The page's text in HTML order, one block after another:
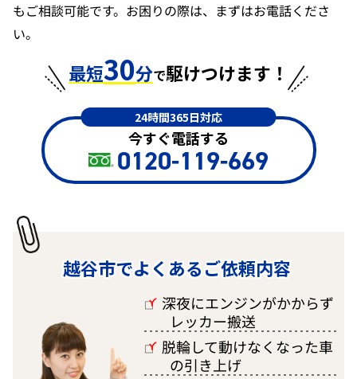
もご相談可能です。お困りの際は、まずはお電話くださ
い。
最短30分で駆けつけます！
24時間365日対応
今すぐ電話する
0120-119-669
越谷市でよくあるご依頼内容
□
深夜にエンジンがかからず
レッカー搬送
□
脱輪して動けなくなった車
の引き上げ